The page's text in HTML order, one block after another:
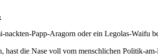
Papp-Aragorn oder ein Legolas-Waifu
die Nase voll vom menschlichen Politik-